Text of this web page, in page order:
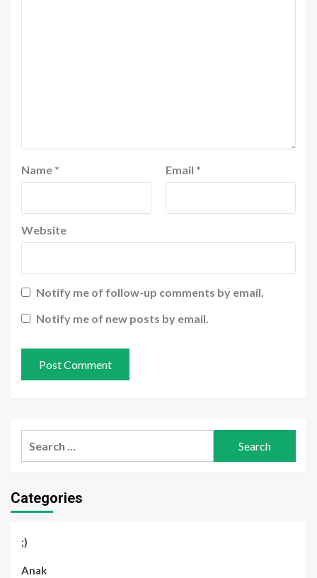
Name * Email *
Website
Notify me of follow-up comments by email.
Notify me of new posts by email.
Categories
;)
Anak